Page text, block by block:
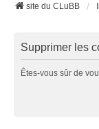
site du CLuBB
Supprimer les
Êtes-vous sûr de